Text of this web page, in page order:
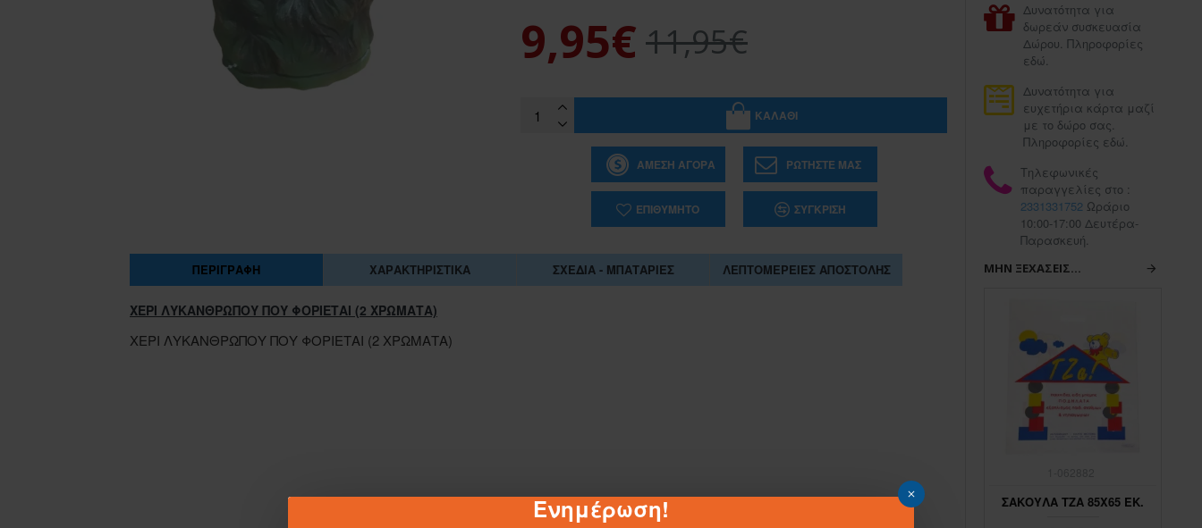
Ενημέρωση!
9,95€ 11,95€
ΚΑΛΆΘΙ
ΆΜΕΣΗ ΑΓΟΡΆ ΡΩΤΉΣΤΕ ΜΑΣ
ΕΠΙΘΥΜΗΤΌ ΣΎΓΚΡΙΣΗ
ΠΕΡΙΓΡΑΦΉ ΧΑΡΑΚΤΗΡΙΣΤΙΚΆ ΣΧΈΔΙΑ - ΜΠΑΤΑΡΊΕΣ ΛΕΠΤΟΜΈΡΕΙΕΣ ΑΠΟΣΤΟΛΉΣ
ΧΕΡΙ ΛΥΚΑΝΘΡΩΠΟΥ ΠΟΥ ΦΟΡΙΕΤΑΙ (2 ΧΡΩΜΑΤΑ)
ΧΕΡΙ ΛΥΚΑΝΘΡΩΠΟΥ ΠΟΥ ΦΟΡΙΕΤΑΙ (2 ΧΡΩΜΑΤΑ)
Δυνατότητα για
δωρεάν συσκευασία
Δώρου. Πληροφορίες
εδώ.
Δυνατότητα για
ευχετήρια κάρτα μαζί
με το δώρο σας.
Πληροφορίες εδώ.
Τηλεφωνικές
παραγγελίες στο :
2331331752 Ωράριο
10:00-17:00 Δευτέρα-
Παρασκευή.
ΜΗΝ ΞΕΧΆΣΕΙΣ...
ΣΑΚΟΥΛΑ ΤΖΑ 45Χ55 ΕΚ. ΣΑΚΟΥΛΑ ΤΖΑ 45Χ65 ΕΚ. ΣΑΚΟΥΛΑ ΤΖΑ 85Χ65 ΕΚ.